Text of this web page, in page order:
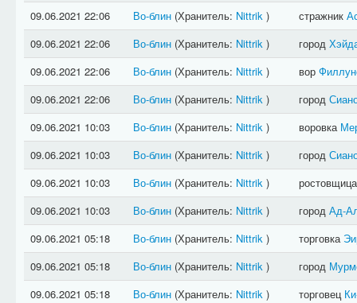
09.06.2021 22:06
Во-блин(Хранитель: Nittrik ) стражник
09.06.2021 22:06
Во-блин(Хранитель: Nittrik ) город
09.06.2021 22:06
Во-блин(Хранитель: Nittrik ) вор
09.06.2021 22:06
Во-блин(Хранитель: Nittrik ) город
09.06.2021 10:03
Во-блин(Хранитель: Nittrik ) воровка
09.06.2021 10:03
Во-блин(Хранитель: Nittrik ) город
09.06.2021 10:03
Во-блин(Хранитель: Nittrik )
09.06.2021 10:03
Во-блин(Хранитель: Nittrik ) город Ад-
09.06.2021 05:18
Во-блин(Хранитель: Nittrik ) торговка
09.06.2021 05:18
Во-блин(Хранитель: Nittrik ) город
09.06.2021 05:18
Во-блин(Хранитель: Nittrik ) торговец